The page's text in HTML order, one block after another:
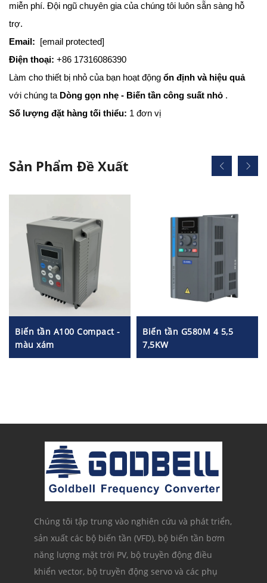
miễn phí. Đội ngũ chuyên gia của chúng tôi luôn sẵn sàng hỗ
trợ.
Email: [email protected]
Điện thoại: +86 17316086390
Làm cho thiết bị nhỏ của bạn hoạt động ổn định và hiệu quả
với chúng ta Dòng gọn nhẹ - Biến tần công suất nhỏ .
Số lượng đặt hàng tối thiểu: 1 đơn vị
Sản Phẩm Đề Xuất
Biến tần A100 Compact -
màu xám
Biến tần G580M 4 5,5
7,5KW
Chúng tôi tập trung vào nghiên cứu và phát triển,
sản xuất các bộ biến tần (VFD), bộ biến tần bơm
năng lượng mặt trời PV, bộ truyền động điều
khiển vector, bộ truyền động servo và các phụ